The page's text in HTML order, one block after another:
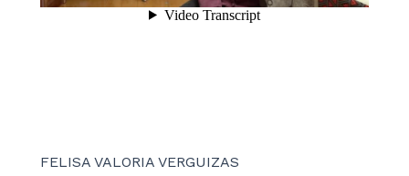
FELISA VALORIA VERGUIZAS